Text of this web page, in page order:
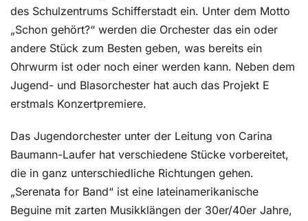
des Schulzentrums Schifferstadt ein. Unter dem Motto
„Schon gehört?“ werden die Orchester das ein oder
andere Stück zum Besten geben, was bereits ein
Ohrwurm ist oder noch einer werden kann. Neben dem
Jugend- und Blasorchester hat auch das Projekt E
erstmals Konzertpremiere.
Das Jugendorchester unter der Leitung von Carina
Baumann-Laufer hat verschiedene Stücke vorbereitet,
die in ganz unterschiedliche Richtungen gehen.
„Serenata for Band“ ist eine lateinamerikanische
Beguine mit zarten Musikklängen der 30er/40er Jahre,